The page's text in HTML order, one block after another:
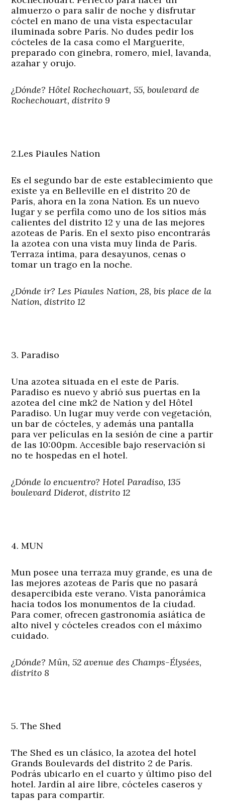
almuerzo o para salir de noche y disfrutar
cóctel en mano de una vista espectacular
iluminada sobre París. No dudes pedir los
cócteles de la casa como el Marguerite,
preparado con ginebra, romero, miel, lavanda,
azahar y orujo.
¿Dónde? Hôtel Rochechouart, 55, boulevard de
Rochechouart, distrito 9
2.Les Piaules Nation
Es el segundo bar de este establecimiento que
existe ya en Belleville en el distrito 20 de
París, ahora en la zona Nation. Es un nuevo
lugar y se perfila como uno de los sitios más
calientes del distrito 12 y una de las mejores
azoteas de París. En el sexto piso encontrarás
la azotea con una vista muy linda de París.
Terraza íntima, para desayunos, cenas o
tomar un trago en la noche.
¿Dónde ir? Les Piaules Nation, 28, bis place de la
Nation, distrito 12
3. Paradiso
Una azotea situada en el este de París.
Paradiso es nuevo y abrió sus puertas en la
azotea del cine mk2 de Nation y del Hôtel
Paradiso. Un lugar muy verde con vegetación,
un bar de cócteles, y además una pantalla
para ver películas en la sesión de cine a partir
de las 10:00pm. Accesible bajo reservación si
no te hospedas en el hotel.
¿Dónde lo encuentro? Hotel Paradiso, 135
boulevard Diderot, distrito 12
4. MUN
Mun posee una terraza muy grande, es una de
las mejores azoteas de París que no pasará
desapercibida este verano. Vista panorámica
hacia todos los monumentos de la ciudad.
Para comer, ofrecen gastronomía asiática de
alto nivel y cócteles creados con el máximo
cuidado.
¿Dónde? Mûn, 52 avenue des Champs-Élysées,
distrito 8
5. The Shed
The Shed es un clásico, la azotea del hotel
Grands Boulevards del distrito 2 de París.
Podrás ubicarlo en el cuarto y último piso del
hotel. Jardín al aire libre, cócteles caseros y
tapas para compartir.